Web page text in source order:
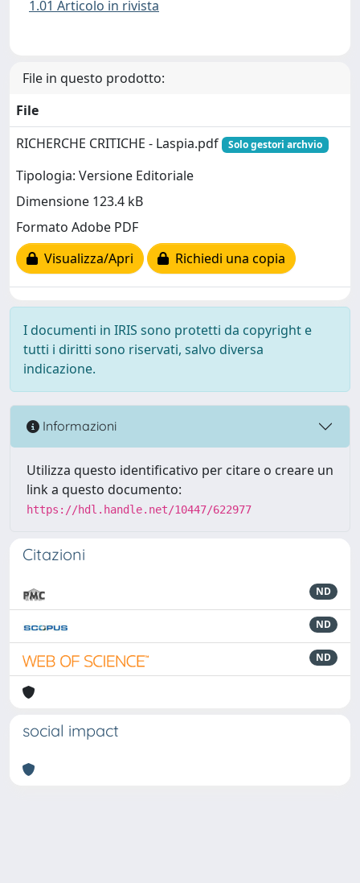
1.01 Articolo in rivista
File in questo prodotto:
File
RICHERCHE CRITICHE - Laspia.pdf
Solo gestori archvio
Tipologia: Versione Editoriale
Dimensione 123.4 kB
Formato Adobe PDF
Visualizza/Apri
Richiedi una copia
I documenti in IRIS sono protetti da copyright e
tutti i diritti sono riservati, salvo diversa
indicazione.
Informazioni
Utilizza questo identificativo per citare o creare un
link a questo documento:
https://hdl.handle.net/10447/622977
Citazioni
ND
ND
ND
social impact